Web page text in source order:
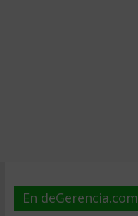
En deGerencia.com